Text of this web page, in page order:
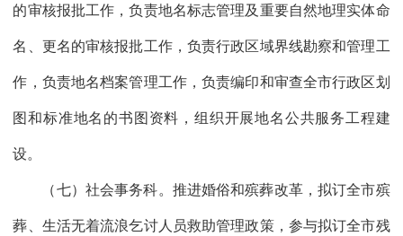
的审核报批工作，负责地名标志管理及重要自然地理实体命
名、更名的审核报批工作，负责行政区域界线勘察和管理工
作，负责地名档案管理工作，负责编印和审查全市行政区划
图和标准地名的书图资料，组织开展地名公共服务工程建
设。
（七）社会事务科。推进婚俗和殡葬改革，拟订全市殡
葬、生活无着流浪乞讨人员救助管理政策，参与拟订全市残